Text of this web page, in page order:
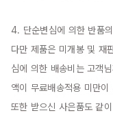
4. 단순변심에 의한 반품
다만 제품은 미개봉 및 재
심에 의한 배송비는 고객
액이 무료배송적용 미만
또한 받으신 사은품도 같